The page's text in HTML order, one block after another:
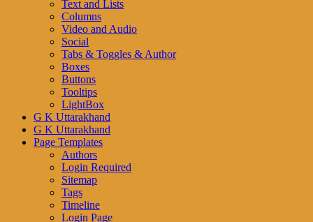
Text and Lists
Columns
Video and Audio
Social
Tabs & Toggles & Author
Boxes
Buttons
Tooltips
LightBox
G K Uttarakhand
G K Uttarakhand
Page Templates
Authors
Login Required
Sitemap
Tags
Timeline
Login Page